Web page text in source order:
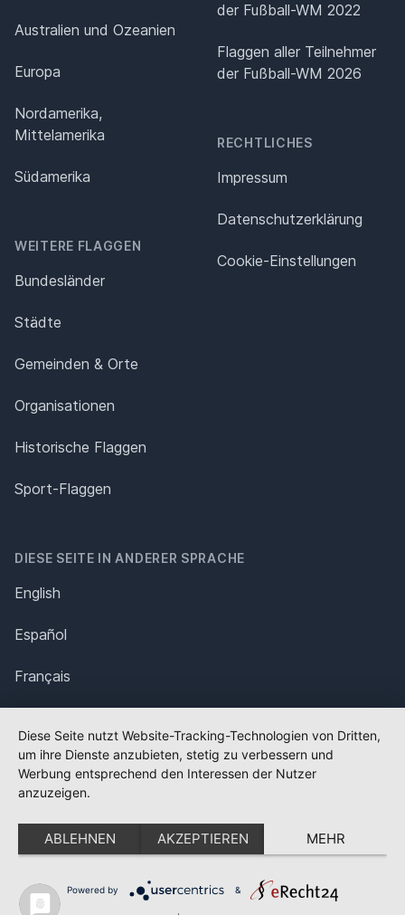
Australien und Ozeanien
Europa
Nordamerika,
Mittelamerika
Südamerika
WEITERE FLAGGEN
Bundesländer
Städte
Gemeinden & Orte
Organisationen
Historische Flaggen
Sport-Flaggen
der Fußball-WM 2022
Flaggen aller Teilnehmer
der Fußball-WM 2026
RECHTLICHES
Impressum
Datenschutz­erklärung
Cookie-Einstellungen
DIESE SEITE IN ANDERER SPRACHE
English
Español
Français
Polska
Português
Nederlands
Svenska
Diese Seite nutzt Website-Tracking-Technologien von Dritten,
um ihre Dienste anzubieten, stetig zu verbessern und
Werbung entsprechend den Interessen der Nutzer
anzuzeigen.
ABLEHNEN AKZEPTIEREN MEHR
Powered by &